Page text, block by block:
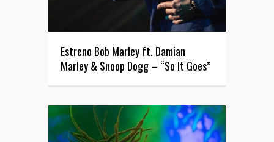
Estreno Bob Marley ft. Damian
Marley & Snoop Dogg – “So It Goes”